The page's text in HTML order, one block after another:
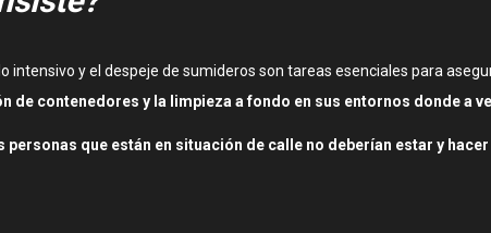
intensivo y el despeje de sumideros son tareas esenciales para
de contenedores y la limpieza a fondo en sus entornos donde a
personas que están en situación de calle no deberían estar y